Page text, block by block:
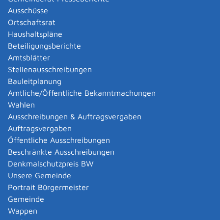
Ausschüsse
Ortschaftsrat
Haushaltspläne
Beteiligungsberichte
Amtsblätter
Stellenausschreibungen
Bauleitplanung
Amtliche/Öffentliche Bekanntmachungen
Wahlen
Ausschreibungen & Auftragsvergaben
Auftragsvergaben
Öffentliche Ausschreibungen
Beschränkte Ausschreibungen
Denkmalschutzpreis BW
Unsere Gemeinde
Portrait Bürgermeister
Gemeinde
Wappen
Abgelaufenen Führerschein neu ausstellen lassen
Abgeltungsteuer - Nichtveranlagungs-
Bescheinigung beantragen
Abgeschlossenheitsbescheinigung zur Aufteilung
eines Gebäudes beantragen
Abmeldung / Außerbetriebsetzung für ein Fahrzeug
beantragen
Abschriften, Ablichtungen, Vervielfältigungen und
Negative amtlich beglaubigen lassen
Abwasser entsorgen
Abwasserbeseitigung - dezentrale Beseitigung von
Regenwasser beantragen oder anzeigen
Abweichende Regelungen zum Schichtbetrieb
beantragen
Abweichende Ruhezeit beantragen
Adoption - Akteneinsicht beantragen
Adoption - sich als Adoptiveltern bewerben
Adoption eines ausländischen Kindes -
Beurkundung im Geburtenregister beantragen